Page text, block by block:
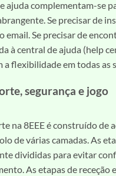
ajuda complementam-se
Se precisar de
email. Se precisar de
à central de ajuda (help
flexibilidade em todas as
segurança e jogo
na 8EEE é construído de
de várias camadas. As
divididas para evitar
As etapas de receção